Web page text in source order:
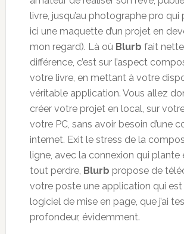
livre, jusqu’au photographe pro qui
ici une maquette d’un projet en
mon regard). Là où Blurb fait
différence, c’est sur l’aspect
votre livre, en mettant à votre
véritable application. Vous allez
créer votre projet en local, sur
votre PC, sans avoir besoin d’une
internet. Exit le stress de la
ligne, avec la connexion qui plante
tout perdre, Blurb propose de
votre poste une application qui
logiciel de mise en page, que j’ai
profondeur, évidemment.